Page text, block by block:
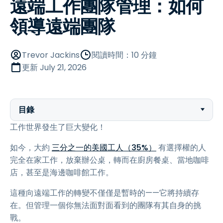
遠端工作團隊管理：如何
領導遠端團隊
Trevor Jackins
閱讀時間：10 分鐘
更新July 21, 2026
目錄
工作世界發生了巨大變化！
如今，大約 三分之一的美國工人（35%）
有選擇權的人
完全在家工作，放棄辦公桌，轉而在廚房餐桌、當地咖啡
店，甚至是海邊咖啡館工作。
這種向遠端工作的轉變不僅僅是暫時的——它將持續存
在。但管理一個你無法面對面看到的團隊有其自身的挑
戰。